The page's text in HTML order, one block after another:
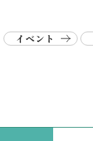
イベント